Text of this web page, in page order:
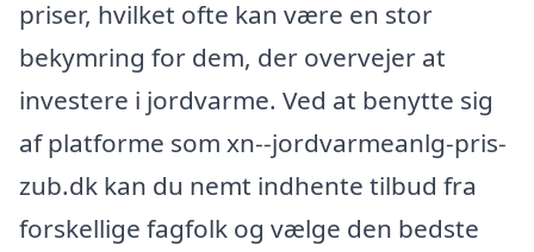
priser, hvilket ofte kan være en stor
bekymring for dem, der overvejer at
investere i jordvarme. Ved at benytte sig
af platforme som xn--jordvarmeanlg-pris-
zub.dk kan du nemt indhente tilbud fra
forskellige fagfolk og vælge den bedste